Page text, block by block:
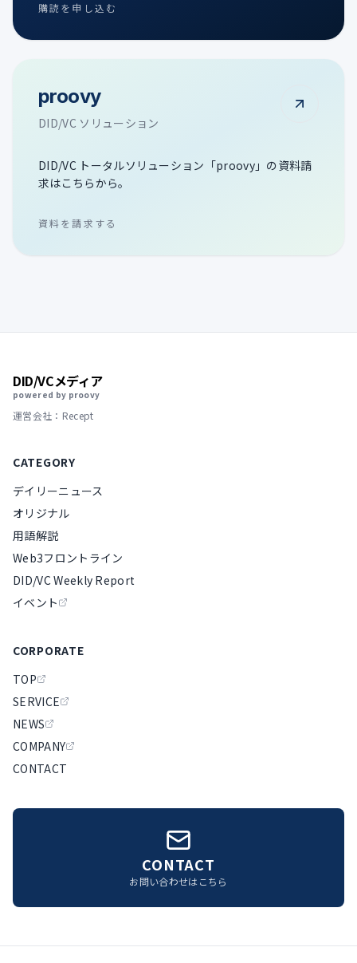
購読を申し込む
proovy
DID/VC ソリューション
DID/VC トータルソリューション「proovy」の資料請
求はこちらから。
資料を請求する
DID/VCメディア
powered by proovy
運営会社：Recept
CATEGORY
デイリーニュース
オリジナル
用語解説
Web3フロントライン
DID/VC Weekly Report
イベント
CORPORATE
TOP
SERVICE
NEWS
COMPANY
CONTACT
CONTACT
お問い合わせはこちら